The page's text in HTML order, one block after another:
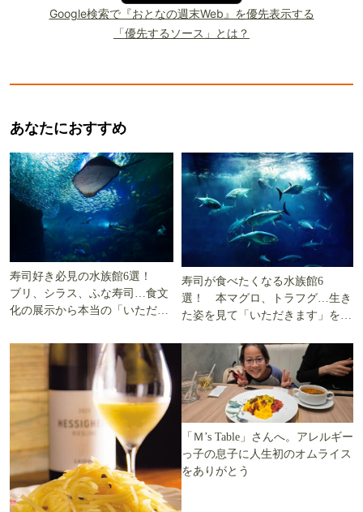
Google検索で『おとなの週末Web』を優先表示する
「優先するソース」とは？
あなたにおすすめ
寿司好き必見の水族館6選！
ブリ、シラス、ふな寿司…食文
化の展示から本当の「いただき
寿司が食べたくなる水族館6
選！ 本マグロ、トラフグ…生き
た姿を見て「いただきます」を考
「Ｍ’s Table」さんへ。アレルギー
っ子の息子に人生初のオムライス
をありがとう